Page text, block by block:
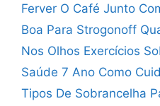
Ferver O Café Junto
Boa Para Strogonoff
Nos Olhos Exercícios
Saúde 7 Ano Como
Tipos De Sobrancelha